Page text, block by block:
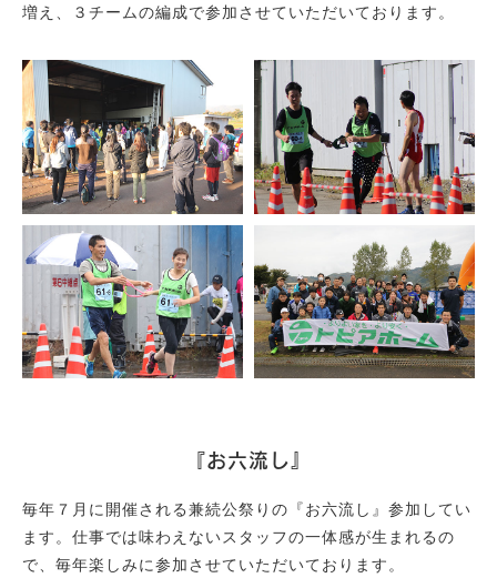
増え、３チームの編成で参加させていただいております。
『お六流し』
毎年７月に開催される兼続公祭りの『お六流し』参加してい
ます。仕事では味わえないスタッフの一体感が生まれるの
で、毎年楽しみに参加させていただいております。